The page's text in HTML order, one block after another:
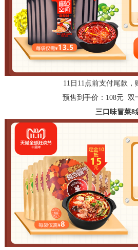
11日11点前支付尾款，
预售到手价： 108元 双
三口味冒菜8